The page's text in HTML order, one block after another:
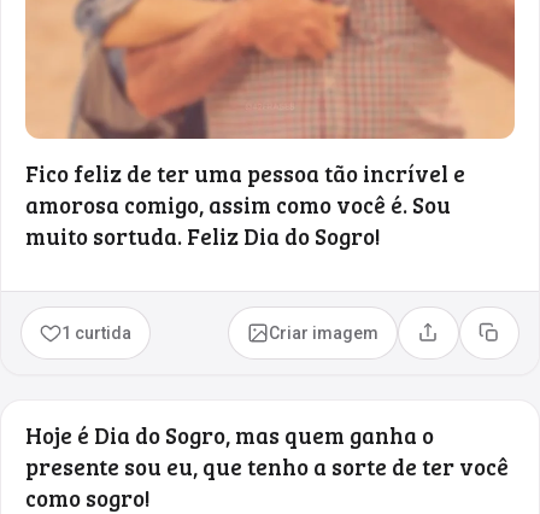
Fico feliz de ter uma pessoa tão incrível e
amorosa comigo, assim como você é. Sou
muito sortuda. Feliz Dia do Sogro!
1 curtida Criar imagem Compartilhar
Copiar
Hoje é Dia do Sogro, mas quem ganha o
presente sou eu, que tenho a sorte de ter você
como sogro!